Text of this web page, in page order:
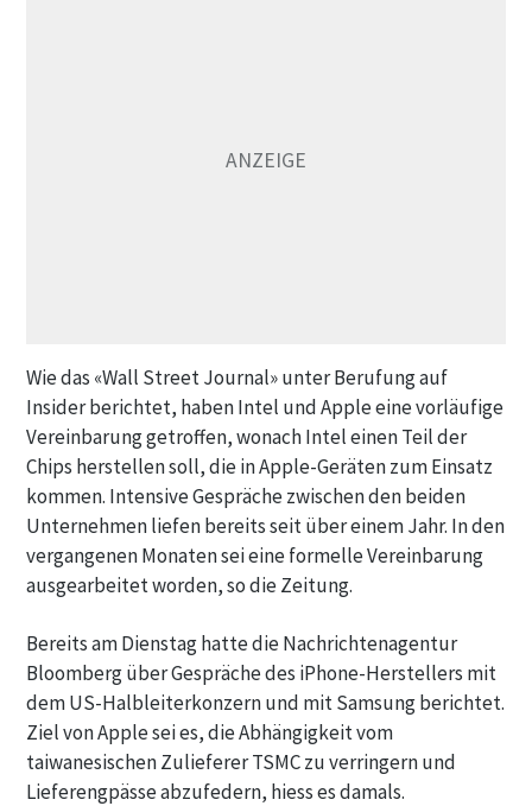
Wie das «Wall Street Journal» unter Berufung auf
Insider berichtet, haben Intel und Apple eine vorläufige
Vereinbarung getroffen, wonach Intel einen Teil der
Chips herstellen soll, die in Apple-Geräten zum Einsatz
kommen. Intensive Gespräche zwischen den beiden
Unternehmen liefen bereits seit über einem Jahr. In den
vergangenen Monaten sei eine formelle Vereinbarung
ausgearbeitet worden, so die Zeitung.
Bereits am Dienstag hatte die Nachrichtenagentur
Bloomberg über Gespräche des iPhone-Herstellers mit
dem US-Halbleiterkonzern und mit Samsung berichtet.
Ziel von Apple sei es, die Abhängigkeit vom
taiwanesischen Zulieferer TSMC zu verringern und
Lieferengpässe abzufedern, hiess es damals.